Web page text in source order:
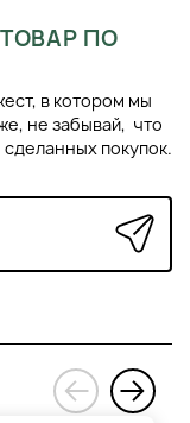
ПО
в котором мы
не забывай, что
покупок.
‹
›